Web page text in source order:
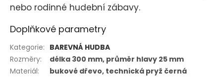
nebo rodinné hudební zábavy.
Doplňkové parametry
Kategorie: BAREVNÁ HUDBA
Rozměry:
délka 300 mm, průměr hlavy 25 mm
Materiál: bukové dřevo, technická pryž černá